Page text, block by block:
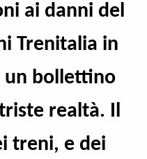
ai danni del
Trenitalia in
un bollettino
realtà. Il
treni, e dei